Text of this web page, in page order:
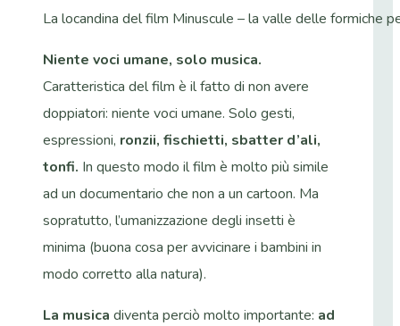
La locandina del film Minuscule – la valle delle formiche
Niente voci umane, solo musica.
Caratteristica del film è il fatto di non avere
doppiatori: niente voci umane. Solo gesti,
espressioni, ronzii, fischietti, sbatter d’ali,
tonfi. In questo modo il film è molto più simile
ad un documentario che non a un cartoon. Ma
sopratutto, l’umanizzazione degli insetti è
minima (buona cosa per avvicinare i bambini in
modo corretto alla natura).
La musica diventa perciò molto importante: ad